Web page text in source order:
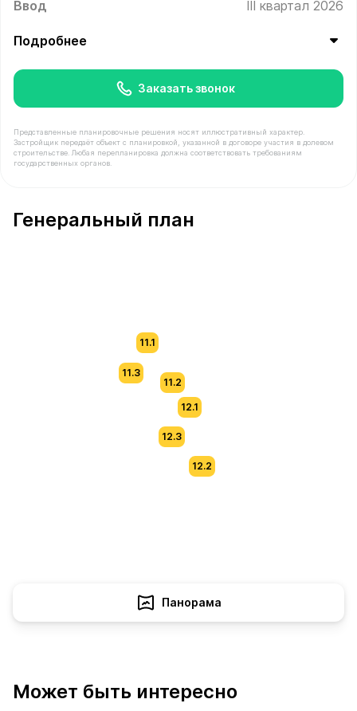
Ввод III квартал 2026
Подробнее
Заказать звонок
Представленные планировочные решения носят иллюстративный характер.
Застройщик передаёт объект с планировкой, указанной в договоре участия в долевом
строительстве. Любая перепланировка должна соответствовать требованиям
государственных органов.
Генеральный план
11.3
11.1
11.2
12.1
12.2
12.3
Панорама
Может быть интересно